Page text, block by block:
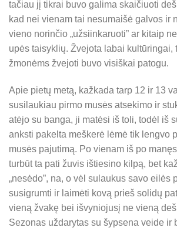
tačiau jį tikrai buvo galima skaičiuoti
kad nei vienam tai nesumaišė galvos ir
vieno norinčio „užsiinkaruoti” ar kitaip
upės taisyklių. Žvejota labai kultūringai,
žmonėms žvejoti buvo visiškai patogu.
Apie pietų metą, kažkada tarp 12 ir 13
susilaukiau pirmo musės atsekimo ir
atėjo su banga, ji matėsi iš toli, todėl iš
anksti pakelta meškerė lėmė tik lengvo
musės pajutimą. Po vienam iš po
turbūt ta pati žuvis ištiesino kilpą, bet
„nesėdo”, na, o vėl sulaukus savo eilės
susigrumti ir laimėti kovą prieš solidų
vieną žvakę bei išvyniojusį ne vieną
Sezonas uždarytas su šypsena veide ir